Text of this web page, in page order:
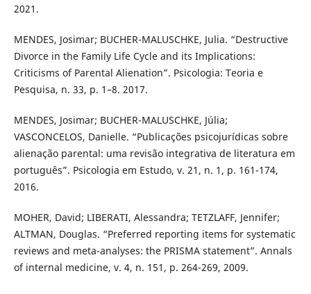
2021.
MENDES, Josimar; BUCHER-MALUSCHKE, Julia. “Destructive
Divorce in the Family Life Cycle and its Implications:
Criticisms of Parental Alienation”. Psicologia: Teoria e
Pesquisa, n. 33, p. 1–8. 2017.
MENDES, Josimar; BUCHER-MALUSCHKE, Júlia;
VASCONCELOS, Danielle. “Publicações psicojurídicas sobre
alienação parental: uma revisão integrativa de literatura em
português”. Psicologia em Estudo, v. 21, n. 1, p. 161-174,
2016.
MOHER, David; LIBERATI, Alessandra; TETZLAFF, Jennifer;
ALTMAN, Douglas. “Preferred reporting items for systematic
reviews and meta-analyses: the PRISMA statement”. Annals
of internal medicine, v. 4, n. 151, p. 264-269, 2009.